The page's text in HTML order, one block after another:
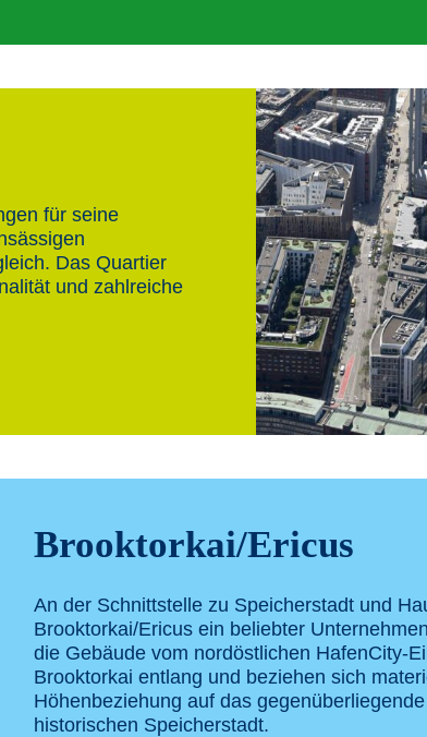
für seine
Das Quartier
und zahlreiche
Brooktorkai/Ericus
An der Schnittstelle zu Speicherstadt und
Brooktorkai/Ericus ein beliebter
die Gebäude vom nordöstlichen HafenCity-
Brooktorkai entlang und beziehen sich
Höhenbeziehung auf das
historischen Speicherstadt.